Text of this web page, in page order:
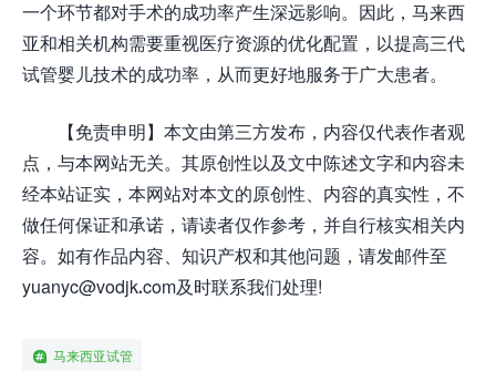
一个环节都对手术的成功率产生深远影响。因此，马来西
亚和相关机构需要重视医疗资源的优化配置，以提高三代
试管婴儿技术的成功率，从而更好地服务于广大患者。
【免责申明】本文由第三方发布，内容仅代表作者观
点，与本网站无关。其原创性以及文中陈述文字和内容未
经本站证实，本网站对本文的原创性、内容的真实性，不
做任何保证和承诺，请读者仅作参考，并自行核实相关内
容。如有作品内容、知识产权和其他问题，请发邮件至
yuanyc@vodjk.com及时联系我们处理!
马来西亚试管